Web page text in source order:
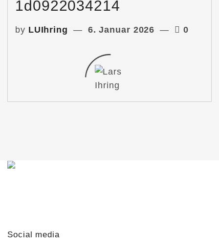
1d0922034214
by LUIhring 6. Januar 2026 0
Social media